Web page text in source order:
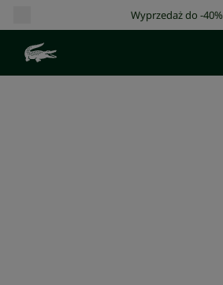
Wyprzedaż do -40%